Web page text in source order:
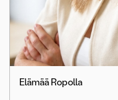
Elämää Ropolla